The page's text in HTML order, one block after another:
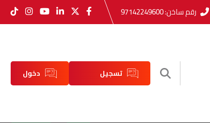
رقم ساخن:97142249600
تسجيل
دخول